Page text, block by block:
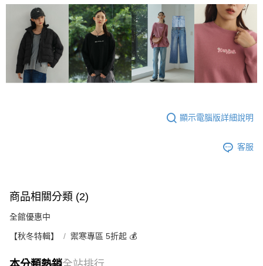
顯示電腦版詳細說明
客服
商品相關分類 (2)
全館優惠中
【秋冬特輯】 禦寒專區 5折起 💰